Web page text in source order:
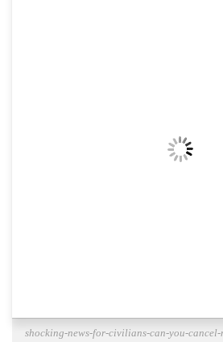
shocking-news-for-civilians-can-you-